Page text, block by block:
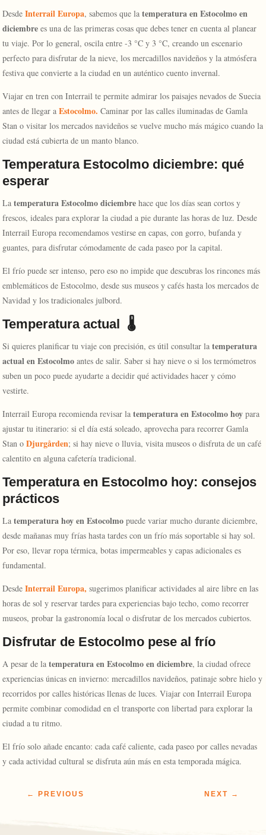
DesdeInterrail Europa, sabemos que latemperatura en Estocolmo en
diciembre es una de las primeras cosas que debes tener en cuenta al planear
tu viaje. Por lo general, oscila entre -3 °C y 3 °C, creando un escenario
perfecto para disfrutar de la nieve, los mercadillos navideños y la atmósfera
festiva que convierte a la ciudad en un auténtico cuento invernal.
Viajar en tren con Interrail te permite admirar los paisajes nevados de Suecia
antes de llegar a Estocolmo. Caminar por las calles iluminadas de Gamla
Stan o visitar los mercados navideños se vuelve mucho más mágico cuando la
ciudad está cubierta de un manto blanco.
Temperatura Estocolmo diciembre: qué
esperar
Latemperatura Estocolmo diciembre hace que los días sean cortos y
frescos, ideales para explorar la ciudad a pie durante las horas de luz. Desde
Interrail Europa recomendamos vestirse en capas, con gorro, bufanda y
guantes, para disfrutar cómodamente de cada paseo por la capital.
El frío puede ser intenso, pero eso no impide que descubras los rincones más
emblemáticos de Estocolmo, desde sus museos y cafés hasta los mercados de
Navidad y los tradicionales julbord.
Temperatura actual 🌡️
Si quieres planificar tu viaje con precisión, es útil consultar latemperatura
actual en Estocolmo antes de salir. Saber si hay nieve o si los termómetros
suben un poco puede ayudarte a decidir qué actividades hacer y cómo
vestirte.
Interrail Europa recomienda revisar latemperatura en Estocolmo hoy para
ajustar tu itinerario: si el día está soleado, aprovecha para recorrer Gamla
Stan oDjurgården; si hay nieve o lluvia, visita museos o disfruta de un café
calentito en alguna cafetería tradicional.
Temperatura en Estocolmo hoy: consejos
prácticos
Latemperatura hoy en Estocolmo puede variar mucho durante diciembre,
desde mañanas muy frías hasta tardes con un frío más soportable si hay sol.
Por eso, llevar ropa térmica, botas impermeables y capas adicionales es
fundamental.
Desde Interrail Europa, sugerimos planificar actividades al aire libre en las
horas de sol y reservar tardes para experiencias bajo techo, como recorrer
museos, probar la gastronomía local o disfrutar de los mercados cubiertos.
Disfrutar de Estocolmo pese al frío
A pesar de latemperatura en Estocolmo en diciembre, la ciudad ofrece
experiencias únicas en invierno: mercadillos navideños, patinaje sobre hielo y
recorridos por calles históricas llenas de luces. Viajar con Interrail Europa
permite combinar comodidad en el transporte con libertad para explorar la
ciudad a tu ritmo.
El frío solo añade encanto: cada café caliente, cada paseo por calles nevadas
y cada actividad cultural se disfruta aún más en esta temporada mágica.
← PREVIOUS NEXT →